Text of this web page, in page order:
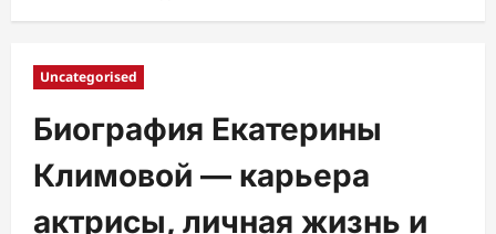
Uncategorised
Биография Екатерины
Климовой — карьера
актрисы, личная жизнь и